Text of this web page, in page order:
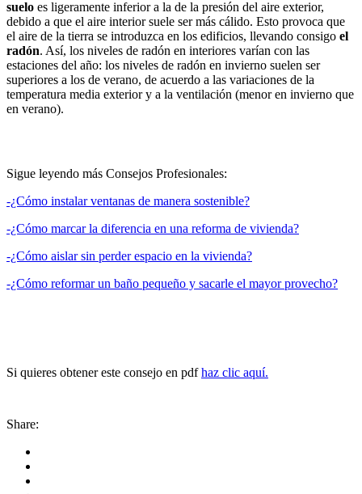
suelo es ligeramente inferior a la de la presión del aire exterior,
debido a que el aire interior suele ser más cálido. Esto provoca que
el aire de la tierra se introduzca en los edificios, llevando consigo el
radón. Así, los niveles de radón en interiores varían con las
estaciones del año: los niveles de radón en invierno suelen ser
superiores a los de verano, de acuerdo a las variaciones de la
temperatura media exterior y a la ventilación (menor en invierno que
en verano).
Sigue leyendo más Consejos Profesionales:
-¿Cómo instalar ventanas de manera sostenible?
-¿Cómo marcar la diferencia en una reforma de vivienda?
-¿Cómo aislar sin perder espacio en la vivienda?
-¿Cómo reformar un baño pequeño y sacarle el mayor provecho?
Si quieres obtener este consejo en pdfhaz clic aquí.
Share: